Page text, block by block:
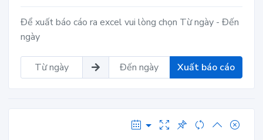
Để xuất báo cáo ra excel vui lòng chọn Từ ngày - Đến
ngày
Xuất báo cáo